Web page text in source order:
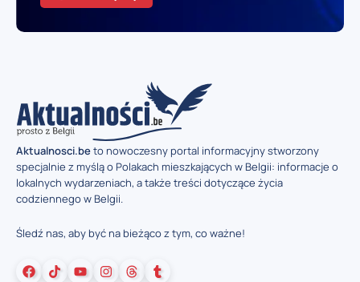
Aktualnosci.beto nowoczesny portal informacyjny stworzony
specjalnie z myślą o Polakach mieszkających w Belgii: informacje o
lokalnych wydarzeniach, a także treści dotyczące życia
codziennego w Belgii.
Śledź nas, aby być na bieżąco z tym, co ważne!